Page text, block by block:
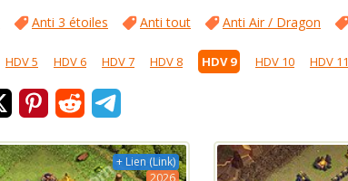
Anti 3 étoiles Anti tout Anti Air / Dragon
HDV 5 HDV 6 HDV 7 HDV 8 HDV 9 HDV 10 HDV 11
+ Lien (Link)
2026